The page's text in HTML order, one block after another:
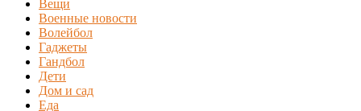
Вещи
Военные новости
Волейбол
Гаджеты
Гандбол
Дети
Дом и сад
Еда